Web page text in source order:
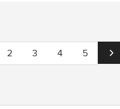
2 3 4 5